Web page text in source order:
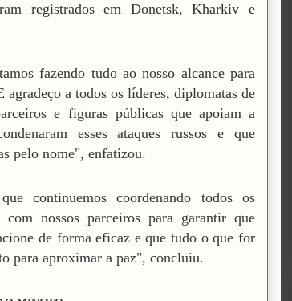
registrados em Donetsk, Kharkiv e
fazendo tudo ao nosso alcance para
agradeço a todos os líderes, diplomatas de
e figuras públicas que apoiam a
esses ataques russos e que
pelo nome", enfatizou.
continuemos coordenando todos os
com nossos parceiros para garantir que
de forma eficaz e que tudo o que for
para aproximar a paz", concluiu.